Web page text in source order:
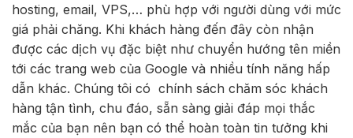
hosting, email, VPS,… phù hợp với người dùng với mức
giá phải chăng. Khi khách hàng đến đây còn nhận
được các dịch vụ đặc biệt như chuyển hướng tên miền
tới các trang web của Google và nhiều tính năng hấp
dẫn khác. Chúng tôi có chính sách chăm sóc khách
hàng tận tình, chu đáo, sẵn sàng giải đáp mọi thắc
mắc của bạn nên bạn có thể hoàn toàn tin tưởng khi